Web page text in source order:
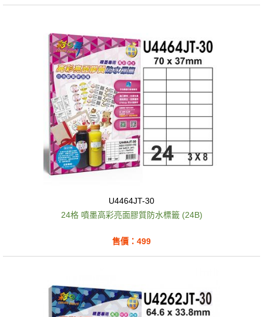
U4464JT-30
24格 噴墨高彩亮面膠質防水標籤 (24B)
售價：499